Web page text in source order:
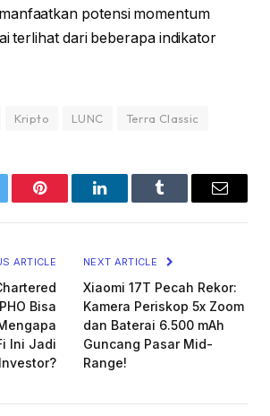
potensi momentum
terlihat dari beberapa indikator
Kripto LUNC Terra Classic
Pinterest LinkedInTumblr Email
ARTICLE
Bisa
Ini Jadi
NEXT ARTICLE
Xiaomi 17T Pecah Rekor:
Kamera Periskop 5x Zoom
dan Baterai 6.500 mAh
Guncang Pasar Mid-
Range!